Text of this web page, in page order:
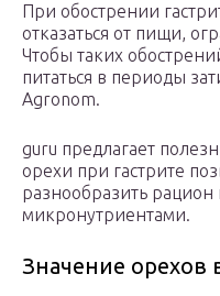
При обострении
отказаться от пищи,
Чтобы таких
питаться в периоды
Agronom.
guru предлагает
орехи при гастрите
разнообразить
микронутриентами.
Значение орехов